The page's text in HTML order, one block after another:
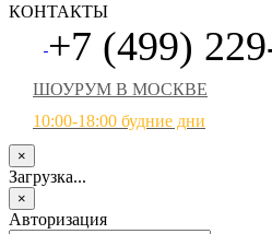
КОНТАКТЫ
+7 (499)
ШОУРУМ В МОСКВЕ
10:00-18:00 будние дни
×
Загрузка...
×
Авторизация